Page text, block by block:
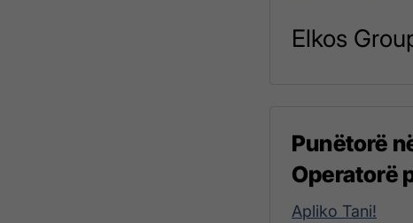
Elkos
Punëtorë
Operatorë
Apliko Tani!